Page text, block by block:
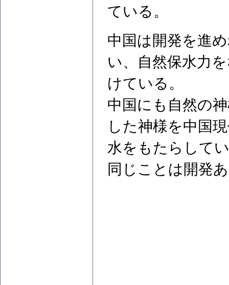
ている。
中国は開発を進
い、自然保水力
けている。
中国にも自然の
した神様を中国
水をもたらして
同じことは開発